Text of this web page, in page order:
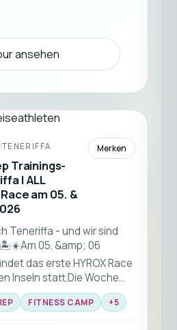
ansehen
TENERIFFA
Trainings-
| ALL
Race am 05. &
Merken
Teneriffa - und wir sind
05. &amp; 06
das erste HYROX Race
Inseln statt.Die Woche
HYROX RACE-
mit einem Team aus
FITNESS CAMP +5